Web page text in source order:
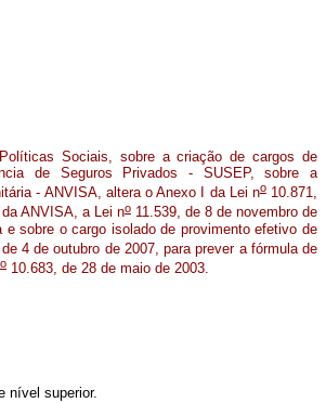
Sociais, sobre a criação de cargos de
de Seguros Privados - SUSEP, sobre a
- ANVISA, altera o Anexo I da Lei no10.871,
ANVISA, a Lei no 11.539, de 8 de novembro de
sobre o cargo isolado de provimento efetivo de
4 de outubro de 2007, para prever a fórmula de
o 10.683, de 28 de maio de 2003.
nível superior.